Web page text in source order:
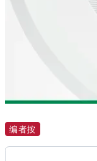
编者按